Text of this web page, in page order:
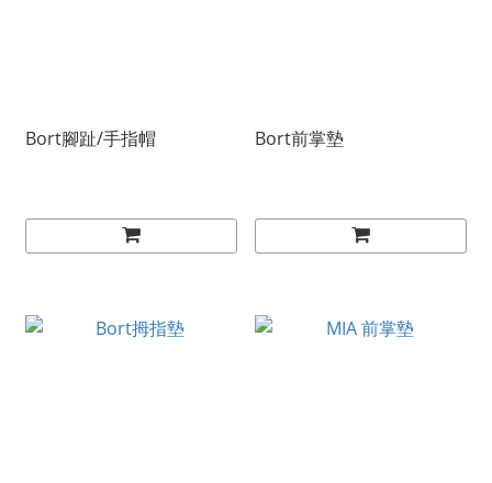
Bort腳趾/手指帽 Bort前掌墊